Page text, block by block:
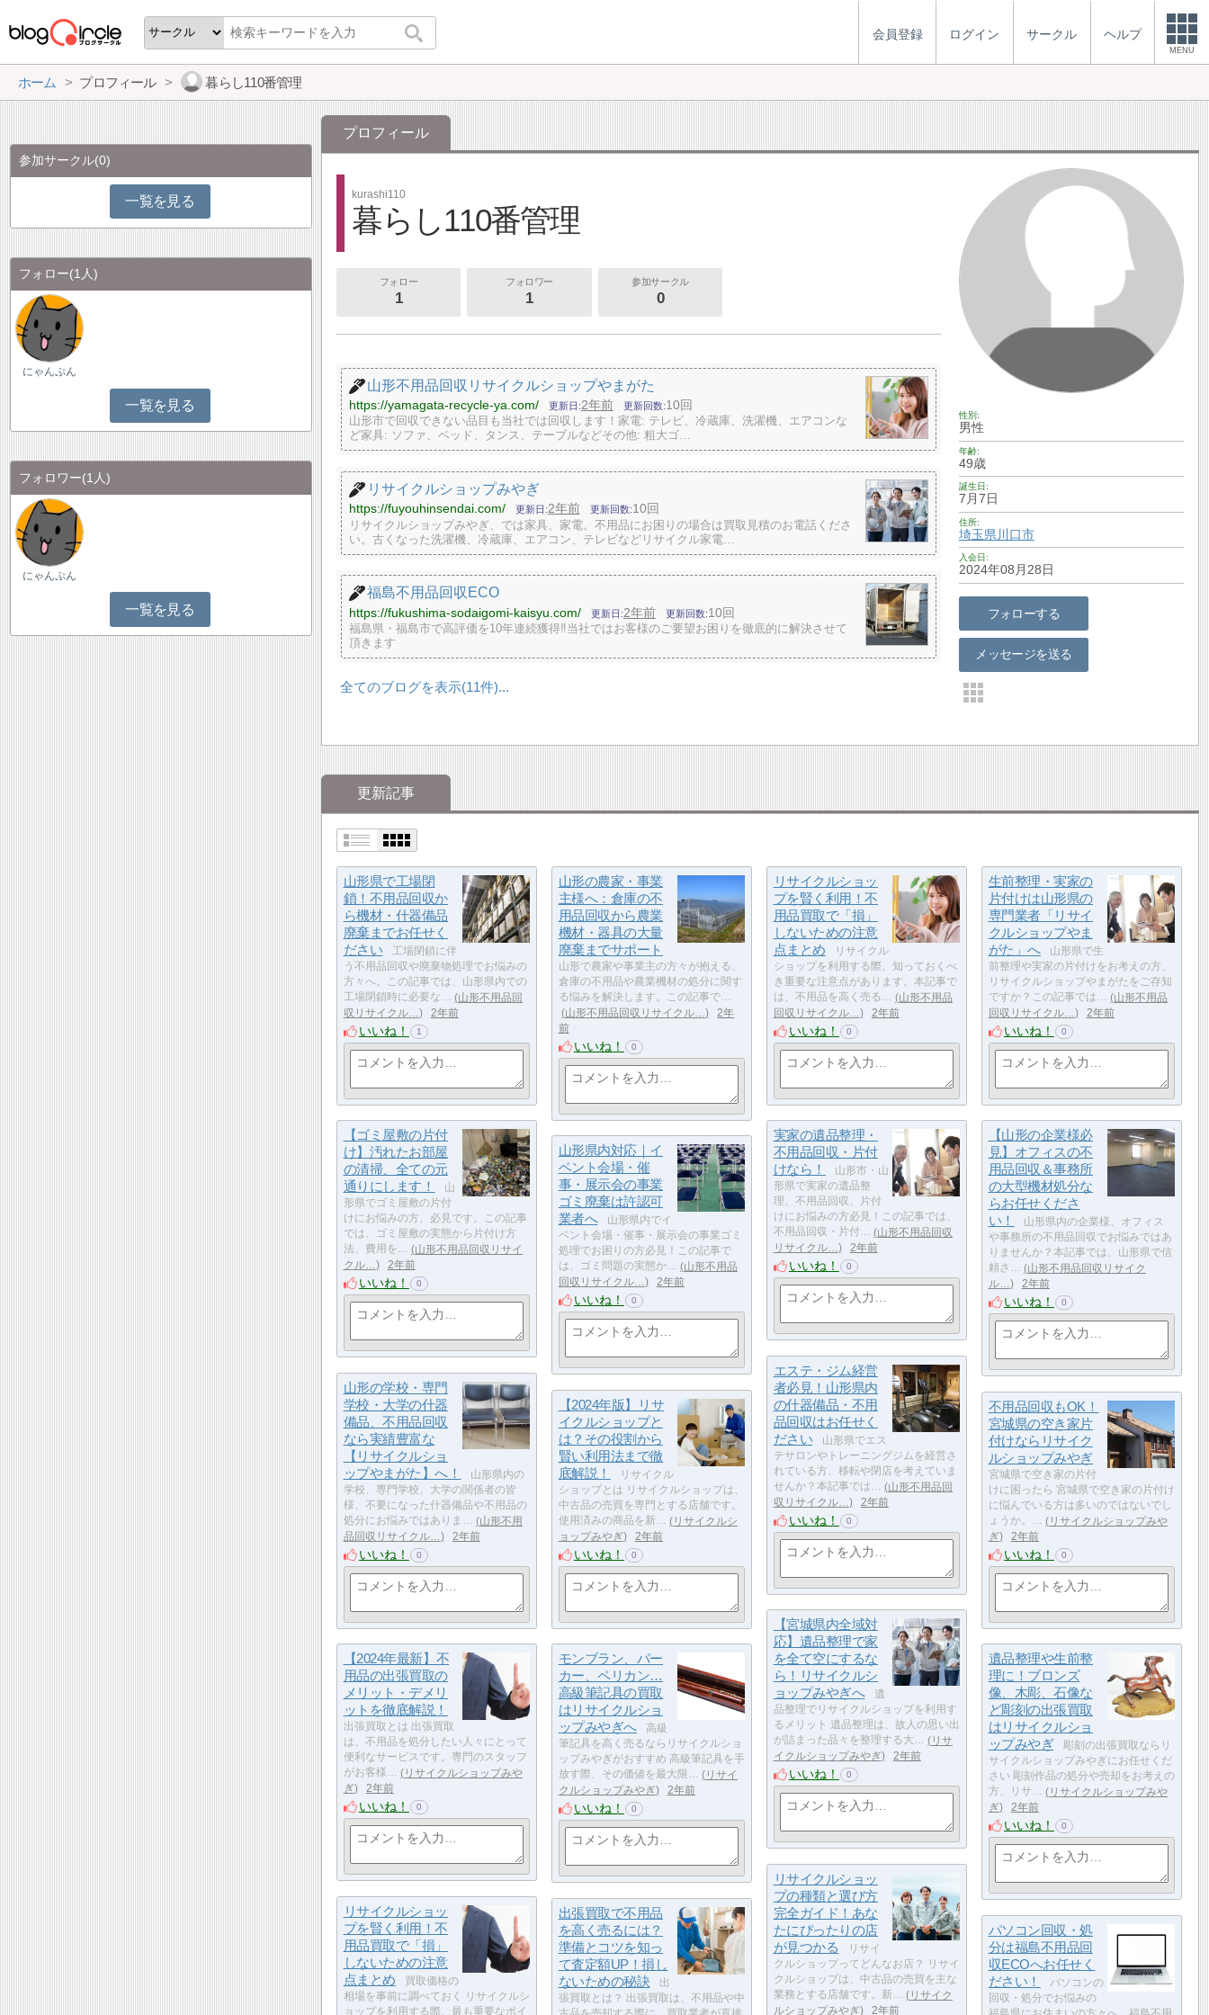
会員登録 ログイン サークル ヘルプ
MENU
ホーム プロフィール 暮らし110番管理
プロフィール
kurashi110
暮らし110番管理
フォロー
1
フォロワー
1
参加サークル
0
性別
男性
年齢
49歳
誕生日
7月7日
住所
埼玉県 川口市
入会日
2024年08月28日
フォローする
メッセージを送る
山形不用品回収リサイクルショップやまがた
https://yamagata-recycle-ya.com/ 更新日 2年前 更新回数 10回
山形市で回収できない品目も当社では回収します！家電: テレビ、冷蔵庫、洗濯機、エアコンな
ど家具: ソファ、ベッド、タンス、テーブルなどその他: 粗大ゴ…
リサイクルショップみやぎ
https://fuyouhinsendai.com/ 更新日 2年前 更新回数 10回
リサイクルショップみやぎ、では家具、家電。不用品にお困りの場合は買取見積のお電話くださ
い。古くなった洗濯機、冷蔵庫、エアコン、テレビなどリサイクル家電…
福島不用品回収ECO
https://fukushima-sodaigomi-kaisyu.com/ 更新日 2年前 更新回数 10回
福島県・福島市で高評価を10年連続獲得‼当社ではお客様のご要望お困りを徹底的に解決させて
頂きます
全てのブログを表示 11 ...
更新記事
山形県で工場閉
鎖！不用品回収か
ら機材・什器備品
廃棄までお任せく
ださい
工場閉鎖に伴
う不用品回収や廃棄物処理でお悩みの
方々へ。この記事では、山形県内での
工場閉鎖時に必要な…
山形不用品回
収リサイクル…
2年前
いいね！ 1
山形の農家・事業
主様へ：倉庫の不
用品回収から農業
機材・器具の大量
廃棄までサポート
山形で農家や事業主の方々が抱える、
倉庫の不用品や農業機材の処分に関す
る悩みを解決します。この記事で…
山形不用品回収リサイクル…
2年
前
いいね！ 0
リサイクルショッ
プを賢く利用！不
用品買取で「損」
しないための注意
点まとめ
リサイクル
ショップを利用する際、知っておくべ
き重要な注意点があります。本記事で
は、不用品を高く売る…
山形不用品
回収リサイクル…
2年前
いいね！ 0
生前整理・実家の
片付けは山形県の
専門業者「リサイ
クルショップやま
がた」へ
山形県で生
前整理や実家の片付けをお考えの方、
リサイクルショップやまがたをご存知
ですか？この記事では…
山形不用品
回収リサイクル…
2年前
いいね！ 0
【ゴミ屋敷の片付
け】汚れたお部屋
の清掃、全ての元
通りにします！
山
形県でゴミ屋敷の片付
けにお悩みの方、必見です。この記事
では、ゴミ屋敷の実態から片付け方
法、費用を…
山形不用品回収リサイ
クル…
2年前
いいね！ 0
実家の遺品整理・
不用品回収・片付
けなら！
山形市・山
形県で実家の遺品整
理、不用品回収、片付
けにお悩みの方必見！この記事では、
不用品回収・片付…
山形不用品回収
リサイクル…
2年前
いいね！ 0
【山形の企業様必
見】オフィスの不
用品回収＆事務所
の大型機材処分な
らお任せくださ
い！
山形県内の企業様、オフィス
や事務所の不用品回収でお悩みではあ
りませんか？本記事では、山形県で信
頼さ…
山形不用品回収リサイク
ル…
2年前
いいね！ 0
山形県内対応｜イ
ベント会場・催
事・展示会の事業
ゴミ廃棄は許認可
業者へ
山形県内でイ
ベント会場・催事・展示会の事業ゴミ
処理でお困りの方必見！この記事で
は、ゴミ問題の実態か…
山形不用品
回収リサイクル…
2年前
いいね！ 0
エステ・ジム経営
者必見！山形県内
の什器備品・不用
品回収はお任せく
ださい
山形県でエス
テサロンやトレーニングジムを経営さ
れている方、移転や閉店を考えていま
せんか？本記事では…
山形不用品回
収リサイクル…
2年前
いいね！ 0
山形の学校・専門
学校・大学の什器
備品、不用品回収
なら実績豊富な
【リサイクルショ
ップやまがた】へ！
山形県内の
学校、専門学校、大学の関係者の皆
様、不要になった什器備品や不用品の
処分にお悩みではありま…
山形不用
品回収リサイクル…
2年前
いいね！ 0
【2024年版】リサ
イクルショップと
は？その役割から
賢い利用法まで徹
底解説！
リサイクル
ショップとは リサイクルショップは、
中古品の売買を専門とする店舗です。
使用済みの商品を新…
リサイクルシ
ョップみやぎ
2年前
いいね！ 0
不用品回収もOK！
宮城県の空き家片
付けならリサイク
ルショップみやぎ
宮城県で空き家の片付
けに困ったら 宮城県で空き家の片付け
に悩んでいる方は多いのではないでし
ょうか。…
リサイクルショップみや
ぎ
2年前
いいね！ 0
【宮城県内全域対
応】遺品整理で家
を全て空にするな
ら！リサイクルシ
ョップみやぎへ
遺
品整理でリサイクルショップを利用す
るメリット 遺品整理は、故人の思い出
が詰まった品々を整理する大…
リサ
イクルショップみやぎ
2年前
いいね！ 0
【2024年最新】不
用品の出張買取の
メリット・デメリ
ットを徹底解説！
出張買取とは 出張買取
は、不用品を処分したい人々にとって
便利なサービスです。専門のスタッフ
がお客様…
リサイクルショップみや
ぎ
2年前
いいね！ 0
モンブラン、パー
カー、ペリカン…
高級筆記具の買取
はリサイクルショ
ップみやぎへ
高級
筆記具を高く売るならリサイクルショ
ップみやぎがおすすめ 高級筆記具を手
放す際、その価値を最大限…
リサイ
クルショップみやぎ
2年前
いいね！ 0
遺品整理や生前整
理に！ブロンズ
像、木彫、石像な
ど彫刻の出張買取
はリサイクルショ
ップみやぎ
彫刻の出張買取ならリ
サイクルショップみやぎにお任せくだ
さい 彫刻作品の処分や売却をお考えの
方、リサ…
リサイクルショップみや
ぎ
2年前
いいね！ 0
リサイクルショッ
プの種類と選び方
完全ガイド！あな
たにぴったりの店
が見つかる
リサイ
クルショップってどんなお店？ リサイ
クルショップは、中古品の売買を主な
業務とする店舗です。新…
リサイク
ルショップみやぎ
2年前
リサイクルショッ
プを賢く利用！不
用品買取で「損」
しないための注意
点まとめ
買取価格の
相場を事前に調べておく リサイクルシ
ョップを利用する際、最も重要なポイ
出張買取で不用品
を高く売るには？
準備とコツを知っ
て査定額UP！損し
ないための秘訣
出
張買取とは？ 出張買取は、不用品や中
パソコン回収・処
分は福島不用品回
収ECOへお任せく
ださい！
パソコンの
回収・処分でお悩みの
参加サークル(0)
一覧を見る
フォロー(1人)
にゃんぷん
一覧を見る
フォロワー(1人)
にゃんぷん
一覧を見る